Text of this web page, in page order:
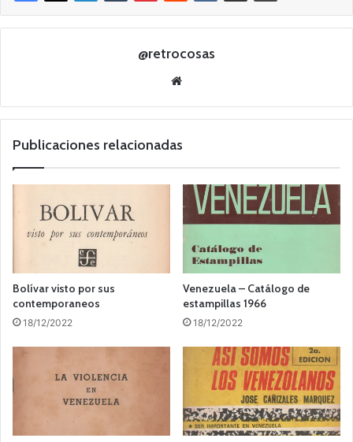
@retrocosas
Publicaciones relacionadas
Bolívar visto por sus
contemporaneos
18/12/2022
Venezuela – Catálogo de
estampillas 1966
18/12/2022